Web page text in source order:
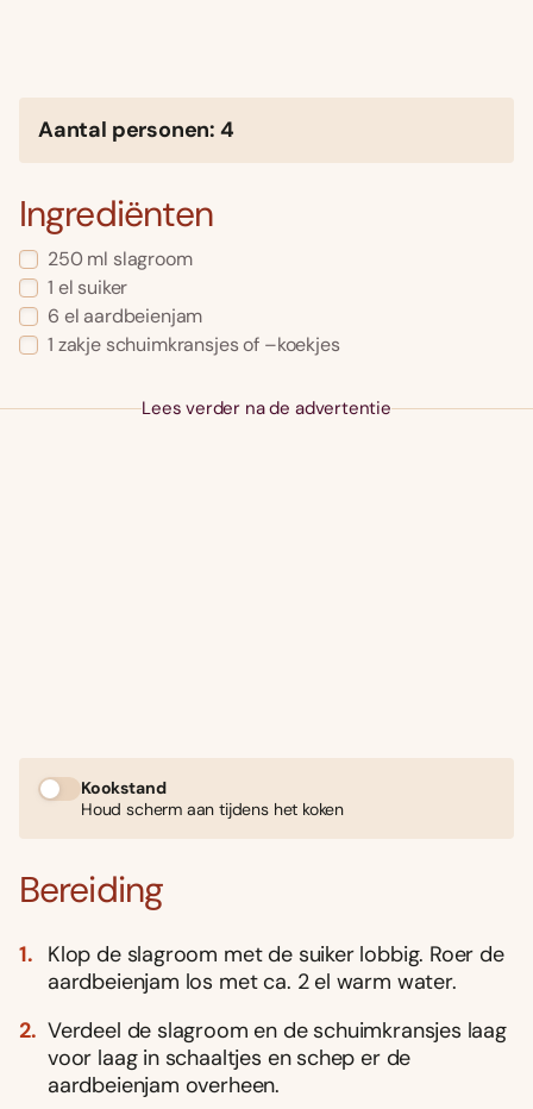
Aantal personen: 4
Ingrediënten
250 ml slagroom
1 el suiker
6 el aardbeienjam
1 zakje schuimkransjes of –koekjes
Lees verder na de advertentie
Kookstand
Houd scherm aan tijdens het koken
Bereiding
Klop de slagroom met de suiker lobbig. Roer de
aardbeienjam los met ca. 2 el warm water.
Verdeel de slagroom en de schuimkransjes laag
voor laag in schaaltjes en schep er de
aardbeienjam overheen.